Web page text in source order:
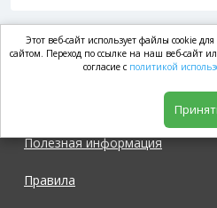
market.com
Полезная информация
Правила
Этот веб-сайт использует файлы cookie
сайтом. Переход по ссылке на наш веб-сайт
согласие с политикой